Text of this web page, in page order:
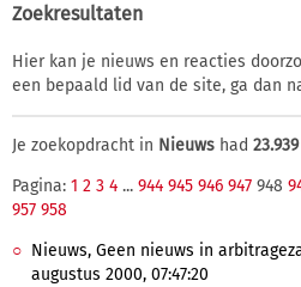
Zoekresultaten
Hier kan je nieuws en reacties
een bepaald lid van de site, ga dan
Je zoekopdracht in Nieuws had 23.939
Pagina: 1 2 3 4 ... 944 945 946 947 948
957 958
Nieuws, Geen nieuws in
augustus 2000, 07:47:20